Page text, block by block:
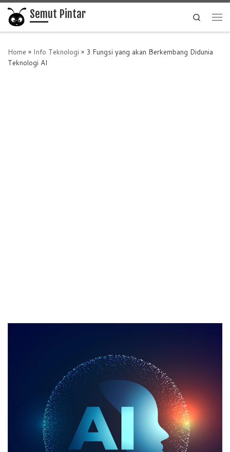
Skip to content
Semut Pintar
Search
Home » Info Teknologi » 3 Fungsi yang akan Berkembang Didunia
Teknologi AI